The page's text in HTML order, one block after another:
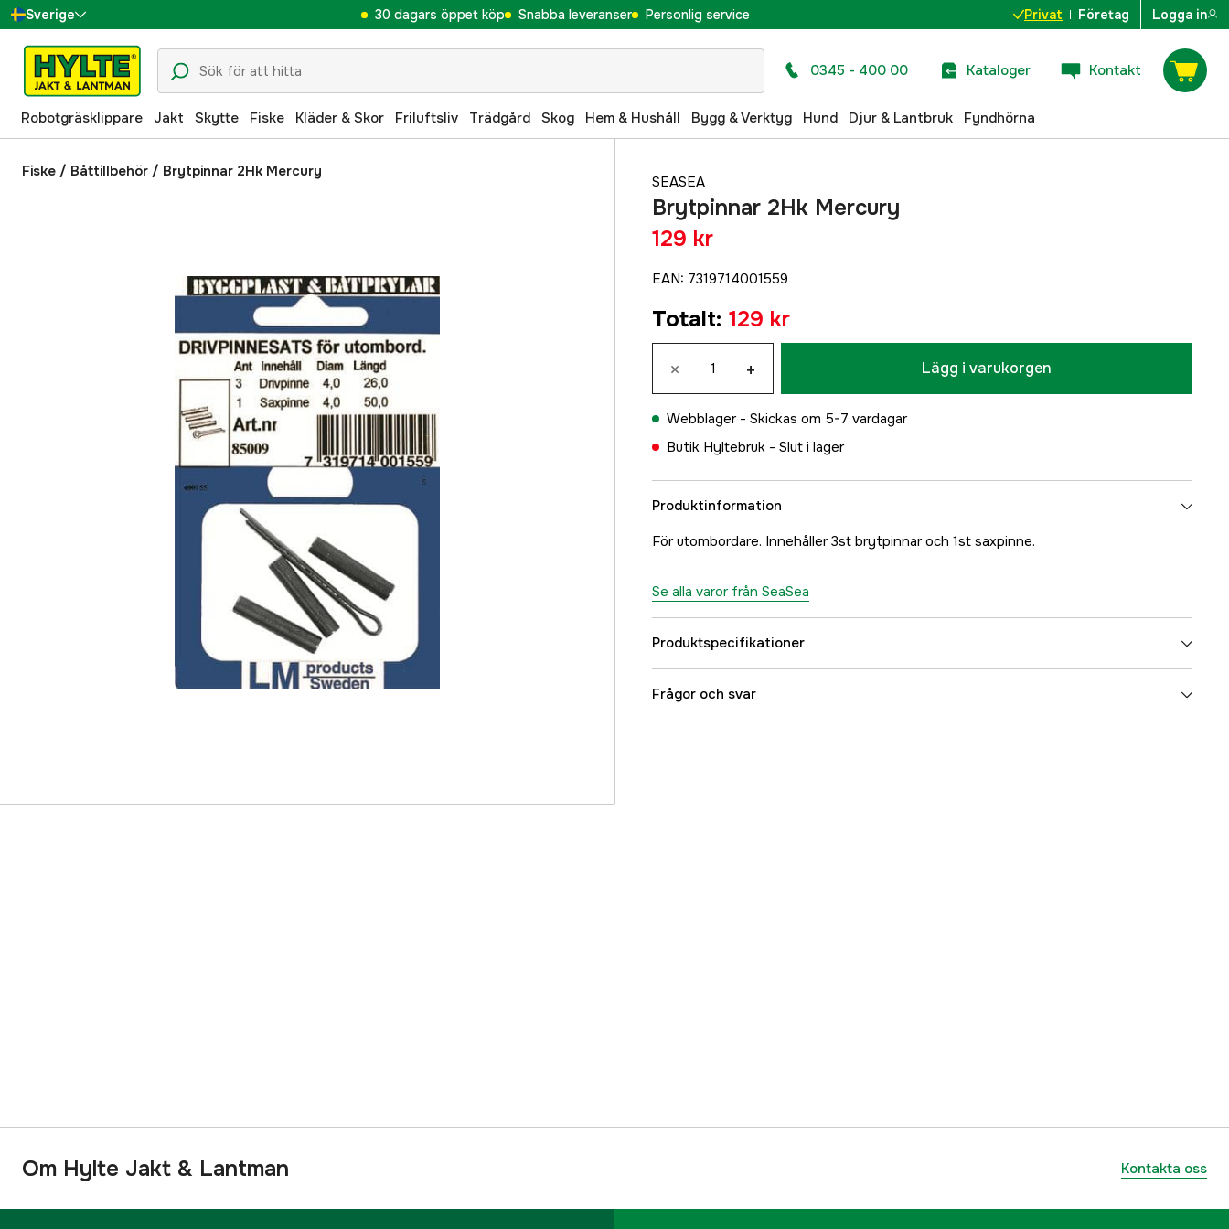
Sverige
Danmark
Suomi
Norge
Deutschland
30 dagars öppet köp Snabba leveranser Personlig service Privat Företag Logga in
0345 - 400 00 Kataloger Kontakt
Robotgräsklippare Jakt Skytte Fiske Kläder & Skor Friluftsliv Trädgård Skog Hem & Hushåll Bygg & Verktyg Hund Djur & Lantbruk Fyndhörna
Fiske / Båttillbehör / Brytpinnar 2Hk Mercury
SEASEA
Brytpinnar 2Hk Mercury
129 kr
EAN: 7319714001559
Totalt: 129 kr
× + Lägg i varukorgen
Webblager - Skickas om 5-7 vardagar
Butik Hyltebruk - Slut i lager
Produktinformation
För utombordare. Innehåller 3st brytpinnar och 1st saxpinne.
Se alla varor från SeaSea
Produktspecifikationer
Referensnummer
Frågor och svar
Om Hylte Jakt & Lantman Kontakta oss